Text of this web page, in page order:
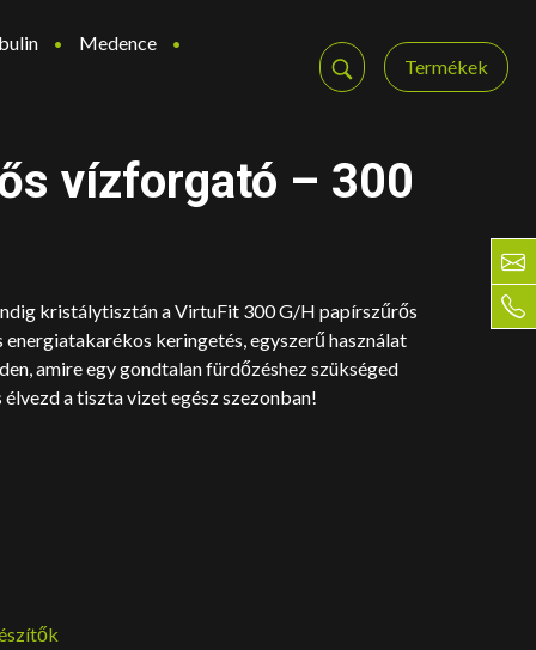
Medence
Termékek
vízforgató – 300
kristálytisztán a VirtuFit 300 G/H papírszűrős
keringetés, egyszerű használat
amire egy gondtalan fürdőzéshez szükséged
élvezd a tiszta vizet egész szezonban!